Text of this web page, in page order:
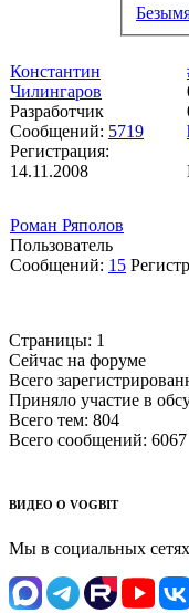
Константин
Чилингаров
Разработчик
Сообщений: 5719
Регистрация:
14.11.2008
Роман Ряполов
Пользователь
Сообщений: 15
Страницы: 1
Сейчас на форуме
Всего
Приняло участие в
Всего тем: 804
Всего сообщений: 6067
ВИДЕО О VOGBIT
Мы в социальных